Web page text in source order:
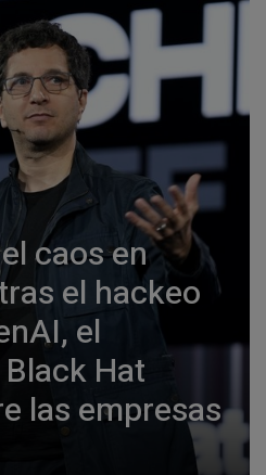
caos en
el hackeo
el
Hat
las empresas